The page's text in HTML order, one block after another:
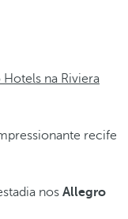
na Riviera
recife
nos Allegro